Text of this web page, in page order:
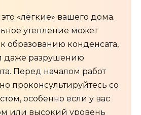
«лёгкие» вашего дома.
утепление может
образованию конденсата,
даже разрушению
Перед началом работ
проконсультируйтесь со
особенно если у вас
или высокий уровень